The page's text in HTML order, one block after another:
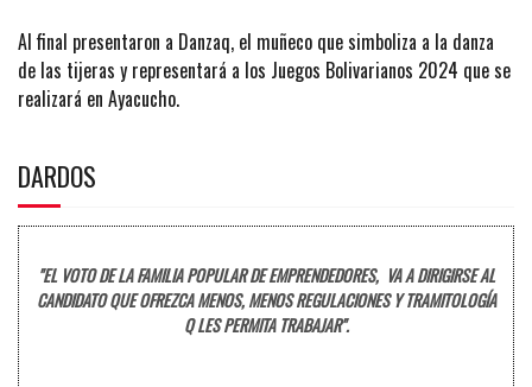
Al final presentaron a Danzaq, el muñeco que simboliza a la danza
de las tijeras y representará a los Juegos Bolivarianos 2024 que se
realizará en Ayacucho.
DARDOS
"EL VOTO DE LA FAMILIA POPULAR DE EMPRENDEDORES, VA A DIRIGIRSE AL
CANDIDATO QUE OFREZCA MENOS, MENOS REGULACIONES Y TRAMITOLOGÍA
Q LES PERMITA TRABAJAR".